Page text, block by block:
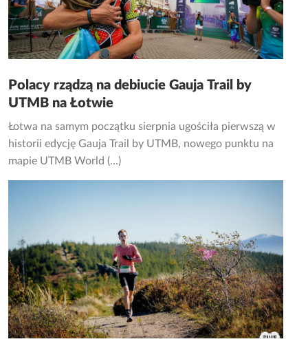
Polacy rządzą na debiucie Gauja Trail by
UTMB na Łotwie
Łotwa na samym początku sierpnia ugościła pierwszą w
historii edycję Gauja Trail by UTMB, nowego punktu na
mapie UTMB World (...)